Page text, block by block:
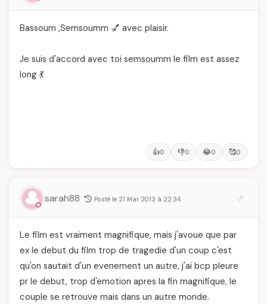
Bassoum ,Semsoumm 💅 avec plaisir.
Je suis d'accord avec toi semsoumm le film est assez
long 💃
👍0 👎0 😂0 🥰0
sarah88 Posté le 21 Mar 2013 à 22:34
Le film est vraiment magnifique, mais j'avoue que par
ex le debut du film trop de tragedie d'un coup c'est
qu'on sautait d'un evenement un autre, j'ai bcp pleure
pr le debut, trop d'emotion apres la fin magnifique, le
couple se retrouve mais dans un autre monde.